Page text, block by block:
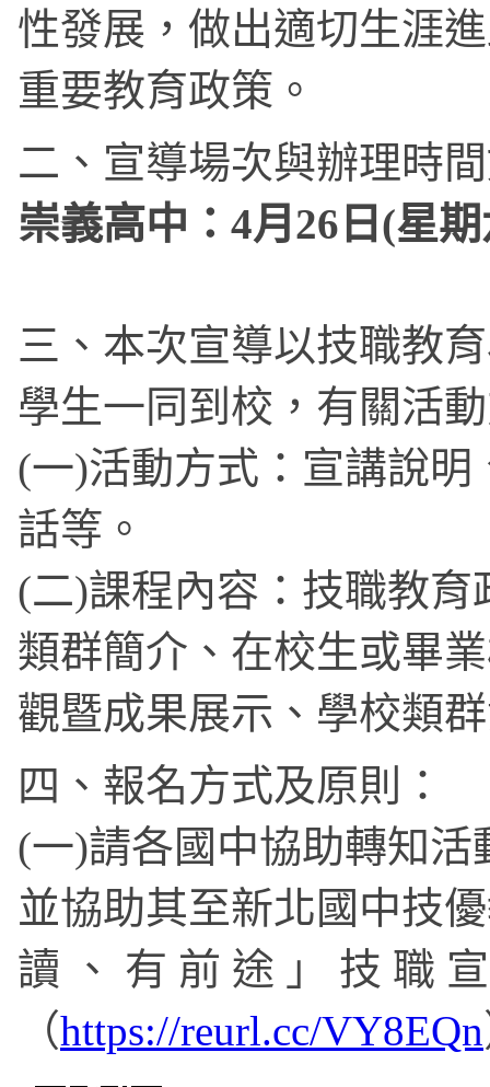
性發展，做出適切生涯
重要教育政策。
二、宣導場次與辦理時
崇義高中：4月26日(星
三、本次宣導以技職教
學生一同到校，有關活
(一)活動方式：宣講說
話等。
(二)課程內容：技職教
類群簡介、在校生或畢
觀暨成果展示、學校類
四、報名方式及原則：
(一)請各國中協助轉知
並協助其至新北國中技
讀 、 有 前 途 」 技 職
（https://reurl.cc/VY8EQn